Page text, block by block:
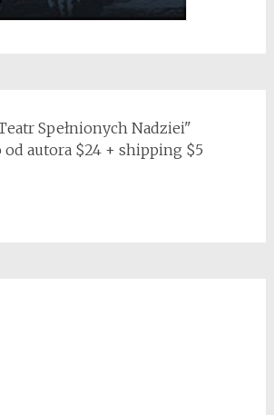
Spełnionych Nadziei"
autora $24 + shipping $5